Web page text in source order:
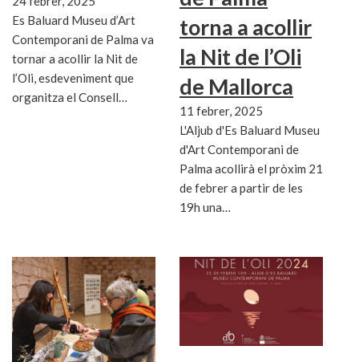
Es Baluard Museu d’Art
Contemporani de Palma va
tornar a acollir la Nit de
l’Oli, esdeveniment que
organitza el Consell…
torna a acollir
la Nit de l’Oli
de Mallorca
11 febrer, 2025
L'Aljub d'Es Baluard Museu
d'Art Contemporani de
Palma acollirà el pròxim 21
de febrer a partir de les
19h una…